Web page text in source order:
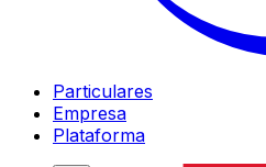
Particulares
Empresa
Plataforma